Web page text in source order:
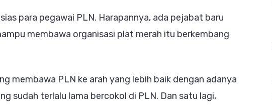
para pegawai PLN. Harapannya, ada pejabat baru
membawa organisasi plat merah itu berkembang
membawa PLN ke arah yang lebih baik dengan adanya
sudah terlalu lama bercokol di PLN. Dan satu lagi,